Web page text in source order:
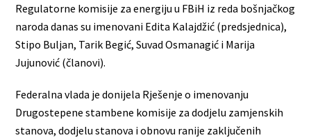
Regulatorne komisije za energiju u FBiH iz reda bošnjačkog
naroda danas su imenovani Edita Kalajdžić (predsjednica),
Stipo Buljan, Tarik Begić, Suvad Osmanagić i Marija
Jujunović (članovi).
Federalna vlada je donijela Rješenje o imenovanju
Drugostepene stambene komisije za dodjelu zamjenskih
stanova, dodjelu stanova i obnovu ranije zaključenih